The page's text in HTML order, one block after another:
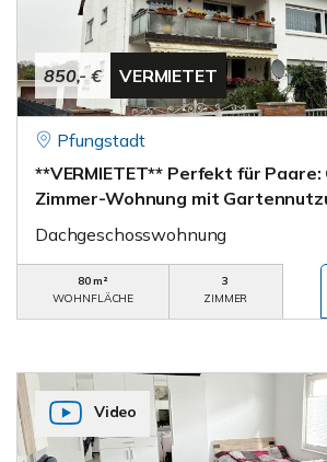
850,- € VERMIETET
Pfungstadt
**VERMIETET** Perfekt für
Zimmer-Wohnung mit
Dachgeschosswohnung
80 m²
WOHNFLÄCHE
3
ZIMMER
Video